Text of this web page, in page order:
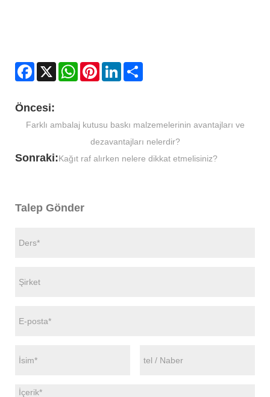
Facebook
X WhatsAppPinterestLinkedIn
Öncesi:
Farklı ambalaj kutusu baskı malzemelerinin avantajları ve
dezavantajları nelerdir?
Sonraki:Kağıt raf alırken nelere dikkat etmelisiniz?
Talep Gönder